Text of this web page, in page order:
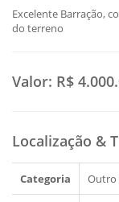
Excelente Barração,
do terreno
Valor: R$
Localização &
Categoria Outro